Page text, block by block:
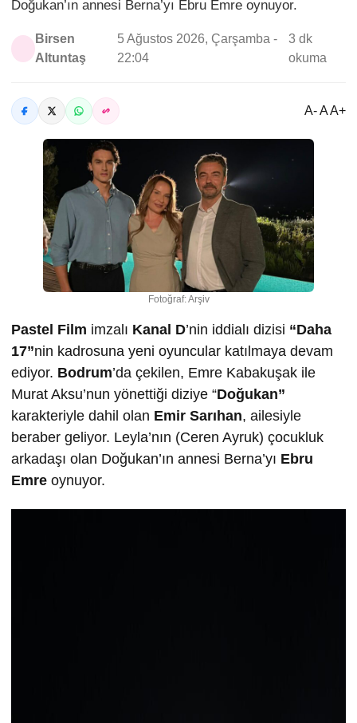
Doğukan’ın annesi Berna’yı Ebru Emre oynuyor.
Birsen
Altuntaş
5 Ağustos 2026, Çarşamba -
22:04
3 dk
okuma
A- A A+
Fotoğraf: Arşiv
Pastel Film imzalı Kanal D’nin iddialı dizisi “Daha
17”nin kadrosuna yeni oyuncular katılmaya devam
ediyor. Bodrum’da çekilen, Emre Kabakuşak ile
Murat Aksu’nun yönettiği diziye “Doğukan”
karakteriyle dahil olan Emir Sarıhan, ailesiyle
beraber geliyor. Leyla’nın (Ceren Ayruk) çocukluk
arkadaşı olan Doğukan’ın annesi Berna’yı Ebru
Emre oynuyor.